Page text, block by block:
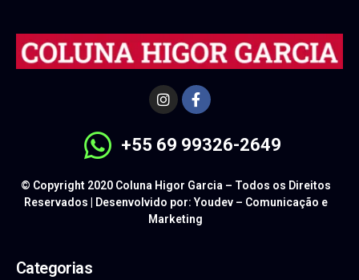
+55 69 99326-2649
© Copyright 2020 Coluna Higor Garcia – Todos os Direitos
Reservados | Desenvolvido por: Youdev – Comunicação e
Marketing
Categorias